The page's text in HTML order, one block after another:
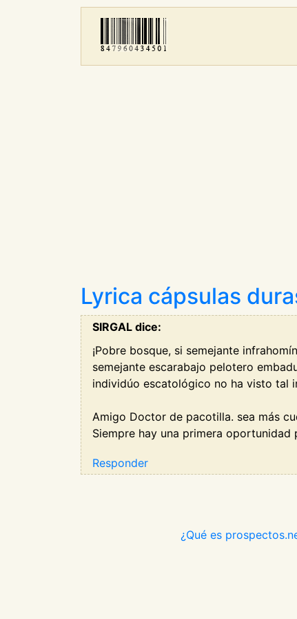
Lyrica cápsulas
SIRGAL dice:
¡Pobre bosque, si semejante
semejante escarabajo pelotero
individúo escatológico no ha visto tal
Amigo Doctor de pacotilla. sea más
Siempre hay una primera oportunidad
Responder
¿Qué es